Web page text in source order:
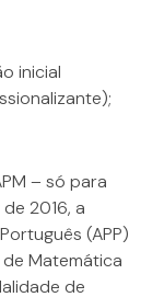
inicial
– só para
2016, a
(APP)
Matemática
de